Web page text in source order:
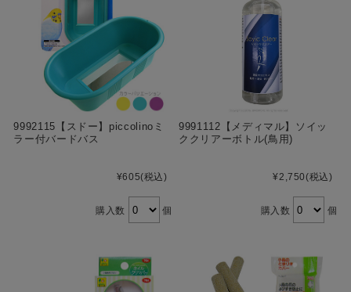
9992115【スドー】piccolinoミ
ラー付バードバス
¥605(税込)
購入数 個
9991112【メディマル】ソイッ
ククリアーボトル(鳥用)
¥2,750(税込)
購入数 個